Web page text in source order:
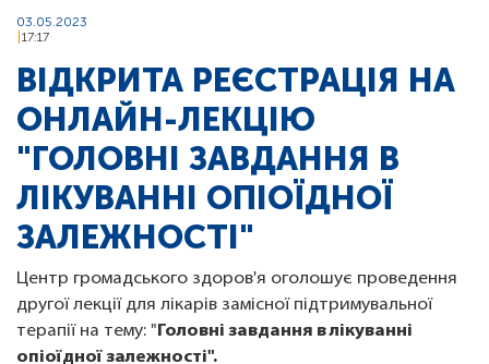
03.05.2023
17:17
ВІДКРИТА РЕЄСТРАЦІЯ НА
ОНЛАЙН-ЛЕКЦІЮ
"ГОЛОВНІ ЗАВДАННЯ В
ЛІКУВАННІ ОПІОЇДНОЇ
ЗАЛЕЖНОСТІ"
Центр громадського здоров'я оголошує проведення
другої лекції для лікарів замісної підтримувальної
терапії на тему: "Головні завдання в лікуванні
опіоїдної залежності".